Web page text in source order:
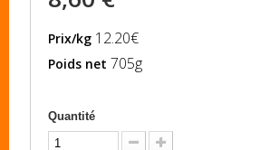
Prix/kg 12.20€
Poids net 705g
Quantité